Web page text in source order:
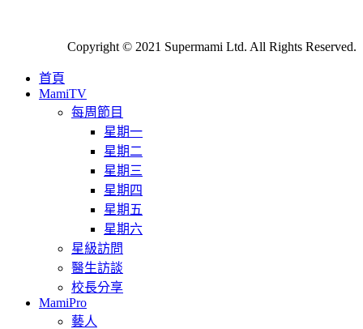
Copyright © 2021 Supermami Ltd. All Rights Reserved.
首頁
MamiTV
每周節目
星期一
星期二
星期三
星期四
星期五
星期六
星級訪問
醫生訪談
校長分享
MamiPro
藝人